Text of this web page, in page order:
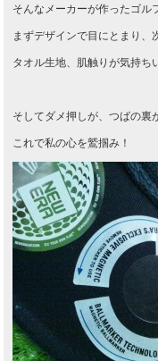
そんなメーカーが作ったゴル
まずデザインで目にとまり、
タオル生地、肌触りが気持ち
そしてダメ押しが、つばの裏
これで私の心を鷲掴み！